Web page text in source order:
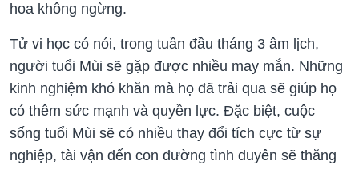
hoa không ngừng.
Tử vi học có nói, trong tuần đầu tháng 3 âm lịch,
người tuổi Mùi sẽ gặp được nhiều may mắn. Những
kinh nghiệm khó khăn mà họ đã trải qua sẽ giúp họ
có thêm sức mạnh và quyền lực. Đặc biệt, cuộc
sống tuổi Mùi sẽ có nhiều thay đổi tích cực từ sự
nghiệp, tài vận đến con đường tình duyên sẽ thăng